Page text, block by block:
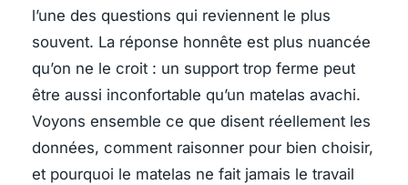
l’une des questions qui reviennent le plus
souvent. La réponse honnête est plus nuancée
qu’on ne le croit : un support trop ferme peut
être aussi inconfortable qu’un matelas avachi.
Voyons ensemble ce que disent réellement les
données, comment raisonner pour bien choisir,
et pourquoi le matelas ne fait jamais le travail